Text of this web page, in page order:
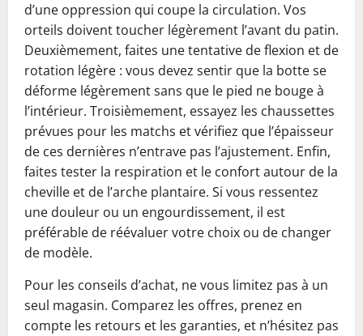
d’une oppression qui coupe la circulation. Vos
orteils doivent toucher légèrement l’avant du patin.
Deuxièmement, faites une tentative de flexion et de
rotation légère : vous devez sentir que la botte se
déforme légèrement sans que le pied ne bouge à
l’intérieur. Troisièmement, essayez les chaussettes
prévues pour les matchs et vérifiez que l’épaisseur
de ces dernières n’entrave pas l’ajustement. Enfin,
faites tester la respiration et le confort autour de la
cheville et de l’arche plantaire. Si vous ressentez
une douleur ou un engourdissement, il est
préférable de réévaluer votre choix ou de changer
de modèle.
Pour les conseils d’achat, ne vous limitez pas à un
seul magasin. Comparez les offres, prenez en
compte les retours et les garanties, et n’hésitez pas